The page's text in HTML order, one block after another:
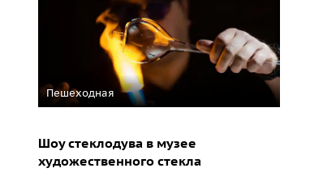
Пешеходная
Шоу стеклодува в музее
художественного стекла